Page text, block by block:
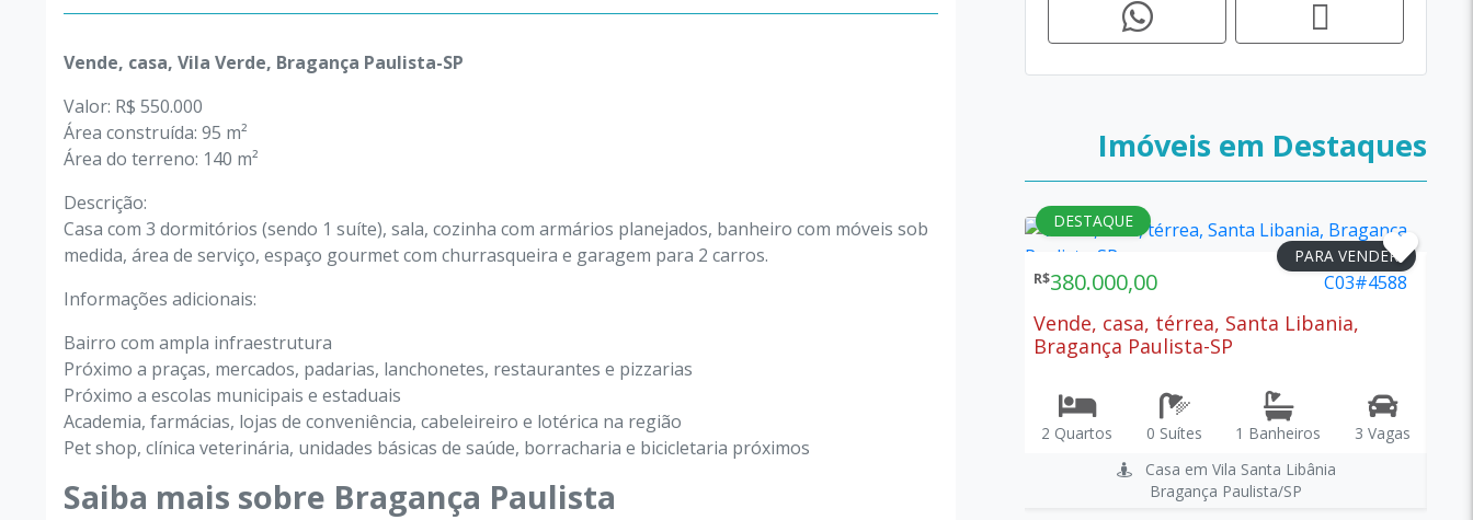
Vende, casa, Vila Verde, Bragança Paulista-SP
Valor: R$ 550.000
Área construída: 95 m²
Área do terreno: 140 m²
Descrição:
Casa com 3 dormitórios (sendo 1 suíte), sala, cozinha com armários planejados, banheiro com móveis sob
medida, área de serviço, espaço gourmet com churrasqueira e garagem para 2 carros.
Informações adicionais:
Bairro com ampla infraestrutura
Próximo a praças, mercados, padarias, lanchonetes, restaurantes e pizzarias
Próximo a escolas municipais e estaduais
Academia, farmácias, lojas de conveniência, cabeleireiro e lotérica na região
Pet shop, clínica veterinária, unidades básicas de saúde, borracharia e bicicletaria próximos
Saiba mais sobre Bragança Paulista
Imóveis em Destaques
DESTAQUE
PARA VENDER
Bragança Paulista, SP
3 Quartos 1 Suítes 2 Banheiros
10 Vagas
Bragança Paulista/SP
DESTAQUE
3 Quartos
DESTAQUE
PARA VENDER
R$380.000,00 C03#4588
Vende, casa, térrea, Santa Libania,
Bragança Paulista-SP
2 Quartos 0 Suítes 1 Banheiros
3 Vagas
Casa em Vila Santa Libânia
Bragança Paulista/SP